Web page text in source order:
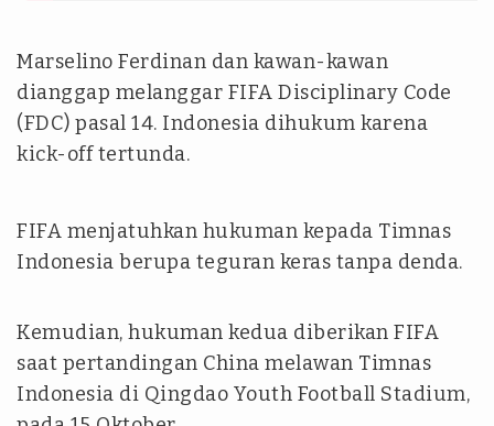
Marselino Ferdinan dan kawan-kawan
dianggap melanggar FIFA Disciplinary Code
(FDC) pasal 14. Indonesia dihukum karena
kick-off tertunda.
FIFA menjatuhkan hukuman kepada Timnas
Indonesia berupa teguran keras tanpa denda.
Kemudian, hukuman kedua diberikan FIFA
saat pertandingan China melawan Timnas
Indonesia di Qingdao Youth Football Stadium,